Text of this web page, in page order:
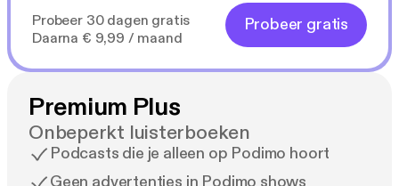
Probeer 30 dagen gratis
Daarna € 9,99 / maand
Probeer gratis
Premium Plus
Onbeperkt luisterboeken
Podcasts die je alleen op Podimo hoort